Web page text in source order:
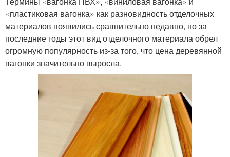
«пластиковая вагонка» как разновидность отделочных
материалов появились сравнительно недавно, но за
последние годы этот вид отделочного материала обрел
огромную популярность из-за того, что цена деревянной
вагонки значительно выросла.